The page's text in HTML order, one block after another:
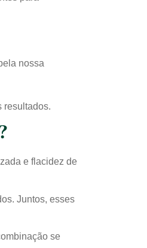
nossa
resultados.
e flacidez de
Juntos, esses
se